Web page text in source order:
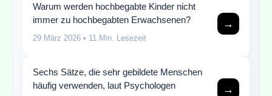
Warum werden hochbegabte Kinder nicht
immer zu hochbegabten Erwachsenen?
29 März 2026 • 11 Min. Lesezeit
→
Sechs Sätze, die sehr gebildete Menschen
häufig verwenden, laut Psychologen
→